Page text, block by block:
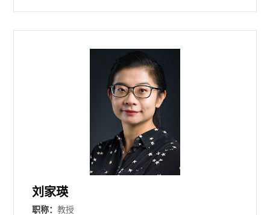
刘家瑛
职称：教授